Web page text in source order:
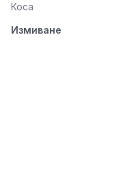
Коса
Измиване